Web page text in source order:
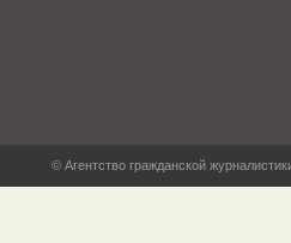
© Агентство гражданской